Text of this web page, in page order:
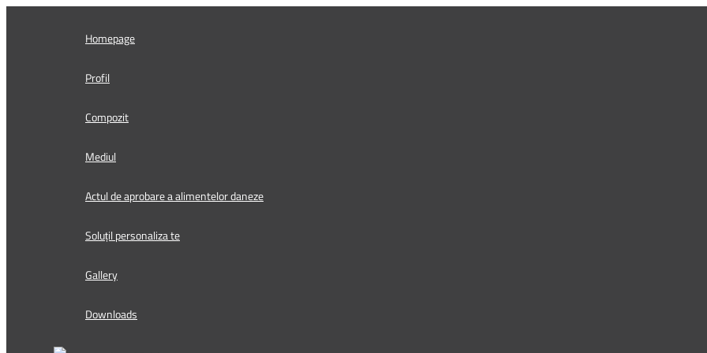
Homepage
Profil
Compozit
Mediul
Actul de aprobare a alimentelor daneze
Soluțil personaliza te
Gallery
Downloads